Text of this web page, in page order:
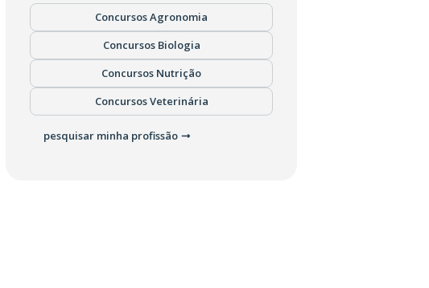
Concursos Agronomia
Concursos Biologia
Concursos Nutrição
Concursos Veterinária
pesquisar minha profissão